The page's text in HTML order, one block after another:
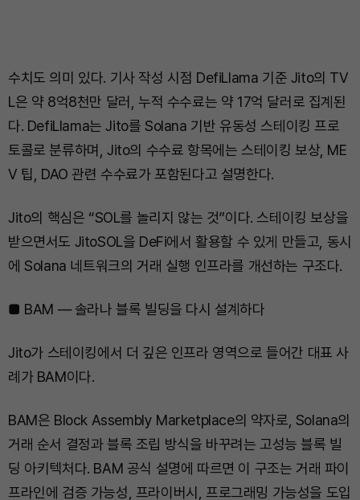
수치도 의미 있다. 기사 작성 시점 DefiLlama 기준 Jito의 TV
L은 약 8억8천만 달러, 누적 수수료는 약 17억 달러로 집계된
다. DefiLlama는 Jito를 Solana 기반 유동성 스테이킹 프로
토콜로 분류하며, Jito의 수수료 항목에는 스테이킹 보상, ME
V 팁, DAO 관련 수수료가 포함된다고 설명한다.
Jito의 핵심은 “SOL를 놀리지 않는 것”이다. 스테이킹 보상을
받으면서도 JitoSOL을 DeFi에서 활용할 수 있게 만들고, 동시
에 Solana 네트워크의 거래 실행 인프라를 개선하는 구조다.
■ BAM — 솔라나 블록 빌딩을 다시 설계하다
Jito가 스테이킹에서 더 깊은 인프라 영역으로 들어간 대표 사
례가 BAM이다.
BAM은 Block Assembly Marketplace의 약자로, Solana의
거래 순서 결정과 블록 조립 방식을 바꾸려는 고성능 블록 빌
딩 아키텍처다. BAM 공식 설명에 따르면 이 구조는 거래 파이
프라인에 검증 가능성, 프라이버시, 프로그래밍 가능성을 도입